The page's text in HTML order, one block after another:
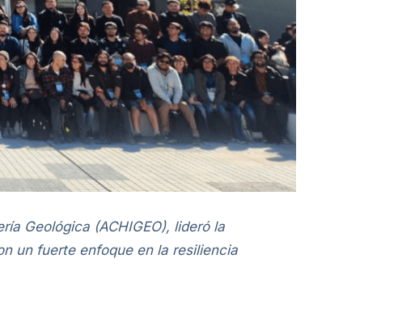
Geológica (ACHIGEO), lideró la
un fuerte enfoque en la resiliencia